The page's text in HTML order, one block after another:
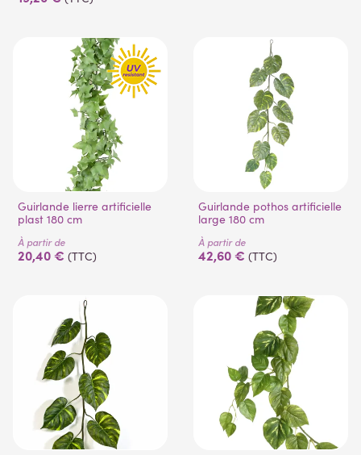
Guirlande lierre artificielle
plast 180 cm
À partir de
20,40 € (TTC)
Guirlande pothos artificielle
large 180 cm
À partir de
42,60 € (TTC)